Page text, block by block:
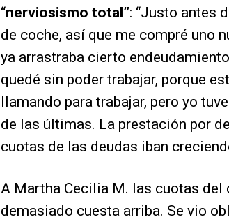
“nerviosismo total”: “Justo antes
de coche, así que me compré uno
ya arrastraba cierto
quedé sin poder trabajar, porque
llamando para trabajar, pero yo
de las últimas. La prestación por
cuotas de las deudas iban
A Martha Cecilia M. las cuotas del
demasiado cuesta arriba. Se vio